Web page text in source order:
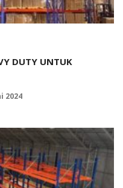
DUTY UNTUK
2024